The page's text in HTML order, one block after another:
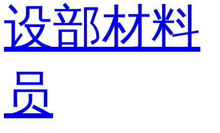
设部材料
员